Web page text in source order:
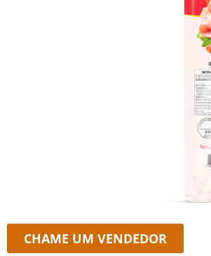
CHAME UM VENDEDOR